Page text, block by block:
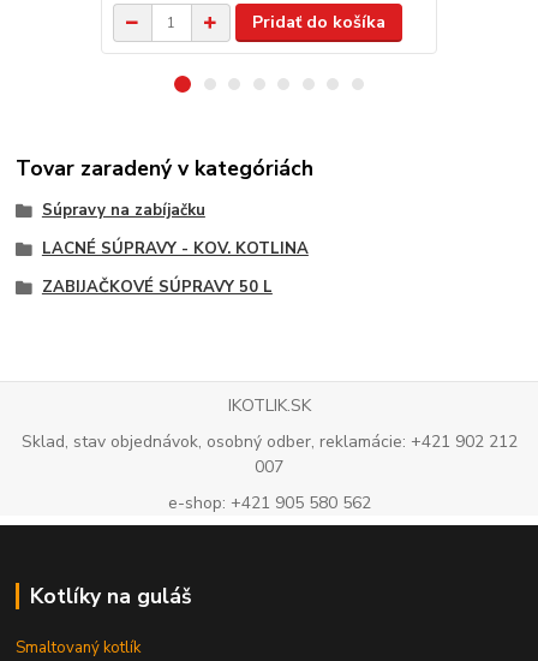
Pridať do košíka
Tovar zaradený v kategóriách
Súpravy na zabíjačku
LACNÉ SÚPRAVY - KOV. KOTLINA
ZABIJAČKOVÉ SÚPRAVY 50 L
IKOTLIK.SK
Sklad, stav objednávok, osobný odber, reklamácie: +421 902 212
007
e-shop: +421 905 580 562
Kotlíky na guláš
Smaltovaný kotlík